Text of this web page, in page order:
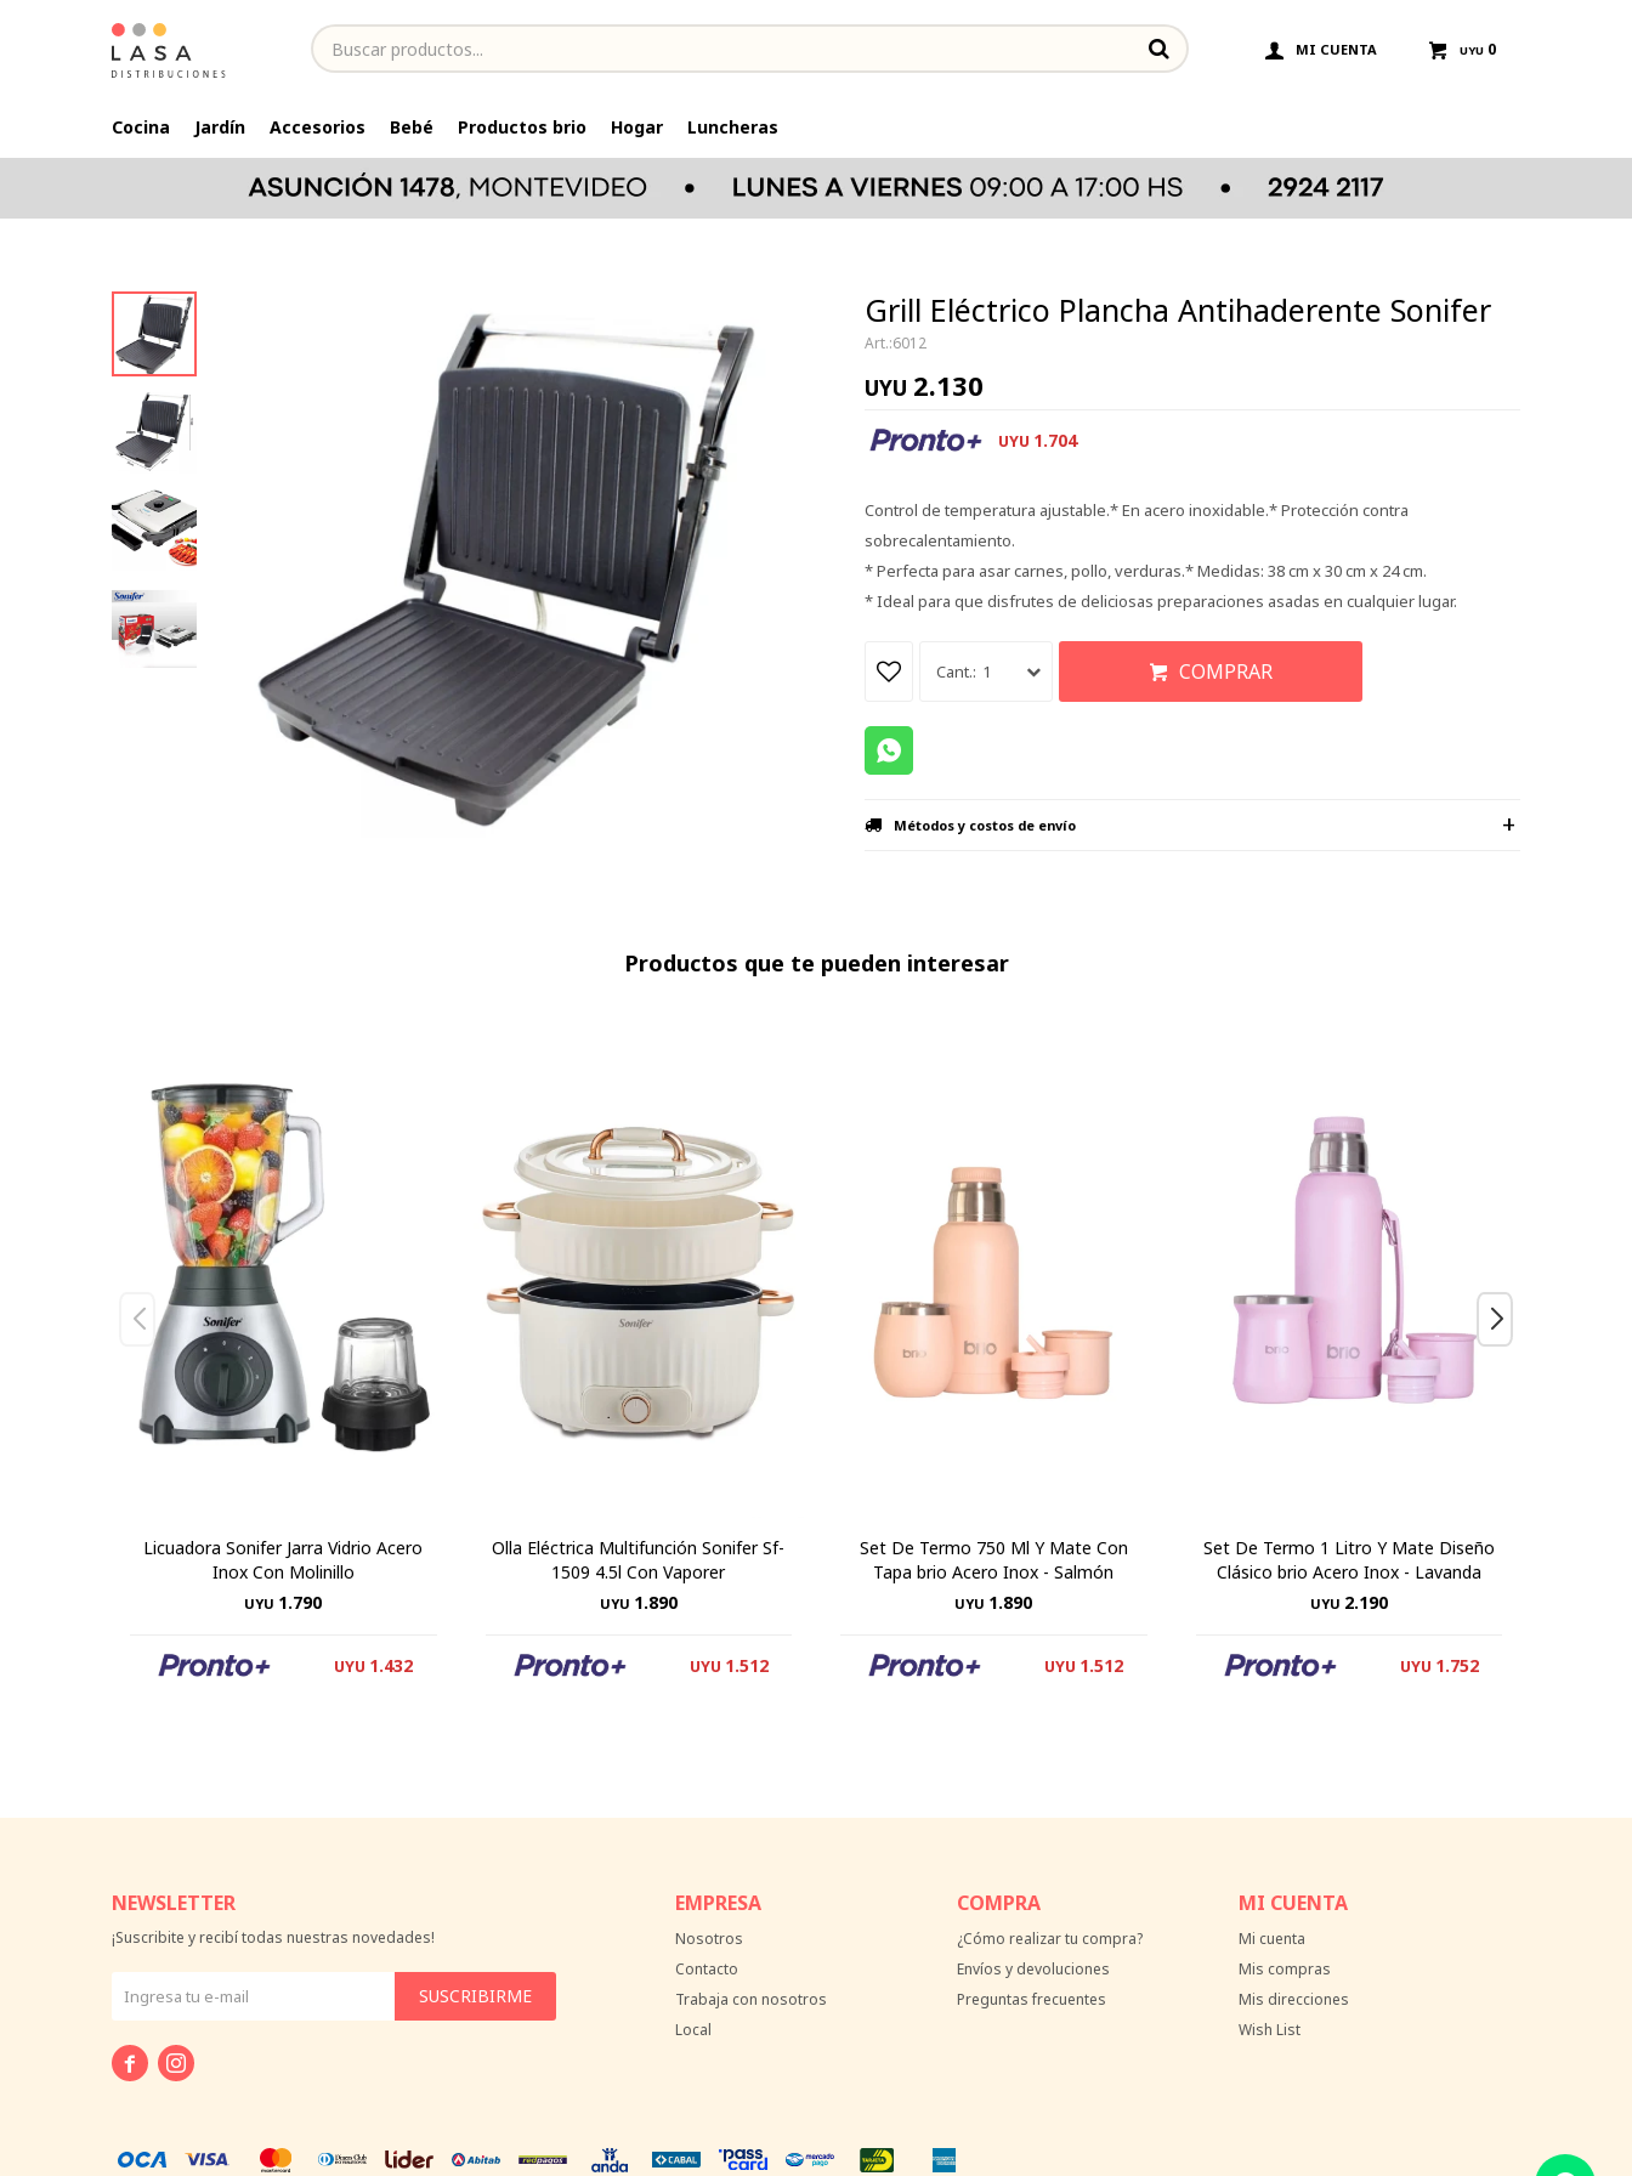
Cocina Jardín Accesorios Bebé Productos brio Hogar Luncheras
UYU 0
Grill Eléctrico Plancha Antihaderente Sonifer
6012
UYU 2.130
UYU 1.704
Control de temperatura ajustable.* En acero inoxidable.* Protección contra
sobrecalentamiento.
* Perfecta para asar carnes, pollo, verduras.* Medidas: 38 cm x 30 cm x 24 cm.
* Ideal para que disfrutes de deliciosas preparaciones asadas en cualquier lugar.
1 COMPRAR
Métodos y costos de envío
Productos que te pueden interesar
Licuadora Sonifer Jarra Vidrio Acero
Inox Con Molinillo
UYU 1.790
UYU 1.432
Olla Eléctrica Multifunción Sonifer Sf-
1509 4.5l Con Vaporer
UYU 1.890
UYU 1.512
Set De Termo 750 Ml Y Mate Con
Tapa brio Acero Inox - Salmón
UYU 1.890
UYU 1.512
Set De Termo 1 Litro Y Mate Diseño
Clásico brio Acero Inox - Lavanda
UYU 2.190
UYU 1.752
EMPRESA
Nosotros
Contacto
Trabaja con nosotros
Local
COMPRA
¿Cómo realizar tu compra?
Envíos y devoluciones
Preguntas frecuentes
MI CUENTA
Mi cuenta
Mis compras
Mis direcciones
Wish List
NEWSLETTER
¡Suscribite y recibí todas nuestras novedades!
SUSCRIBIRME
 